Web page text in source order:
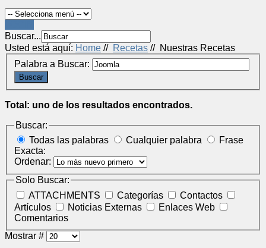
Buscar...
Usted está aquí: Home // Recetas // Nuestras Recetas
Palabra a Buscar:
Buscar
Total: uno de los resultados encontrados.
Buscar:
Todas las palabras
Cualquier palabra
Frase
Exacta:
Ordenar:
Solo Buscar:
ATTACHMENTS
Categorías
Contactos
Artículos
Noticias Externas
Enlaces Web
Comentarios
Mostrar #